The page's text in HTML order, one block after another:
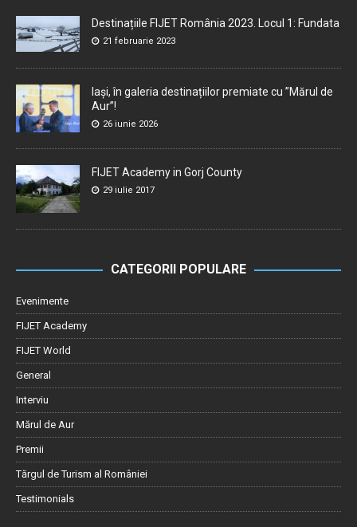
Destinațiile FIJET România 2023. Locul 1: Fundata
21 februarie 2023
Iași, în galeria destinațiilor premiate cu ”Mărul de
Aur”!
26 iunie 2026
FIJET Academy in Gorj County
29 iulie 2017
CATEGORII POPULARE
Evenimente
FIJET Academy
FIJET World
General
Interviu
Mărul de Aur
Premii
Tărgul de Turism al României
Testimonials